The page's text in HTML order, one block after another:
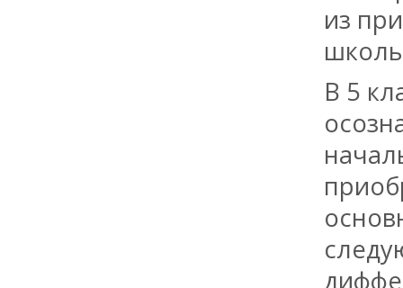
из
В 5